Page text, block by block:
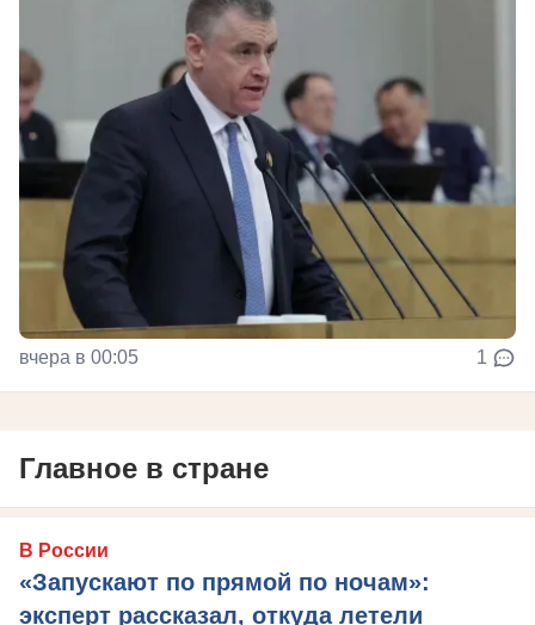
вчера в 00:05 1
Главное в стране
В России
«Запускают по прямой по ночам»:
эксперт рассказал, откуда летели